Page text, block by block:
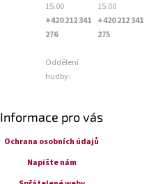
15:00
+420 212 341
276
Oddělení
hudby:
15:00
+420 212 341
275
Informace pro vás
Ochrana osobních údajů
Napište nám